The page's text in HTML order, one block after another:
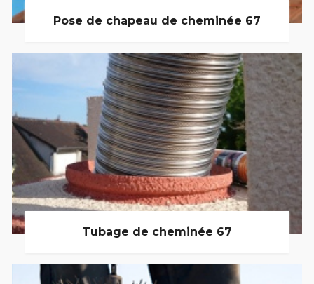
Pose de chapeau de cheminée 67
Tubage de cheminée 67